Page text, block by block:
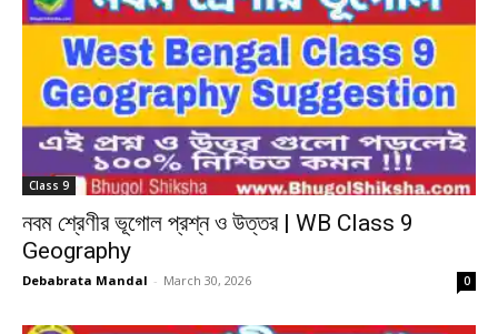
Class 9
নবম শ্রেণীর ভূগোল প্রশ্ন ও উত্তর | WB Class 9
Geography
Debabrata Mandal - March 30, 2026 0